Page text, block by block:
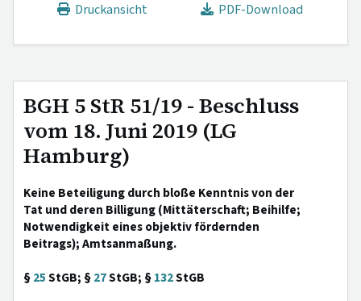
Druckansicht
PDF-Download
BGH 5 StR 51/19 - Beschluss
vom 18. Juni 2019 (LG
Hamburg)
Keine Beteiligung durch bloße Kenntnis von der
Tat und deren Billigung (Mittäterschaft; Beihilfe;
Notwendigkeit eines objektiv fördernden
Beitrags); Amtsanmaßung.
§25StGB; §27StGB; §132StGB